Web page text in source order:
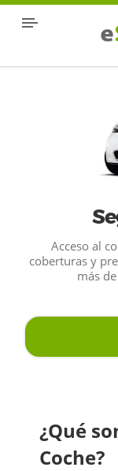
Acceso al
coberturas y
más
¿Qué
Coche?